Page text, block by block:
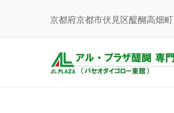
京都府京都市伏見区醍醐高畑